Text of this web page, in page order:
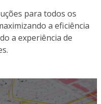
para todos os
a eficiência
a experiência de